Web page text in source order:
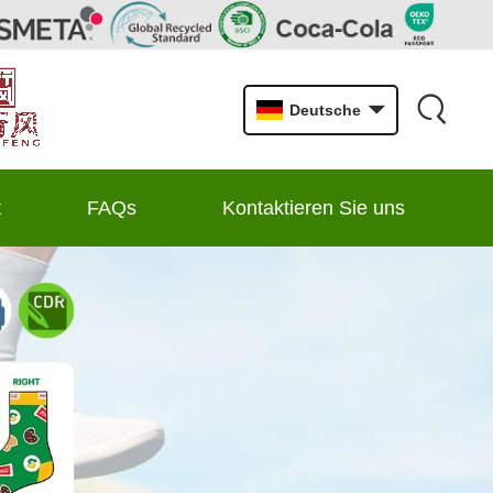
Deutsche
FAQs Kontaktieren Sie uns